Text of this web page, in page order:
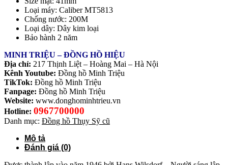
Loại máy: Caliber MT5813
Chống nước: 200M
Loại dây: Dây kim loại
Bảo hành 2 năm
MINH TRIỆU – ĐỒNG HỒ HIỆU
Địa chỉ: 217 Thịnh Liệt – Hoàng Mai – Hà Nội
Kênh Youtube: Đồng hồ Minh Triệu
TikTok: Đồng hồ Minh Triệu
Fanpage: Đồng hồ Minh Triệu
Website: www.donghominhtrieu.vn
Hotline: 0967700000
Danh mục: Đồng hồ Thụy Sỹ cũ
Mô tả
Đánh giá (0)